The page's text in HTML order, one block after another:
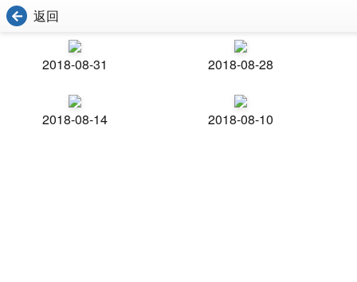
返回
2018-08-31 2018-08-28
2018-08-14 2018-08-10